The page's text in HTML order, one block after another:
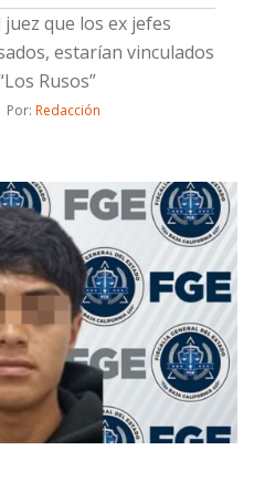
que los ex jefes
estarían vinculados
Rusos”
Por: Redacción